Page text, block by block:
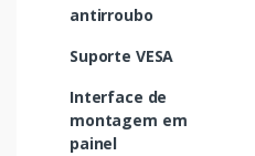
antirroubo
Suporte VESA
Interface de
montagem em
painel